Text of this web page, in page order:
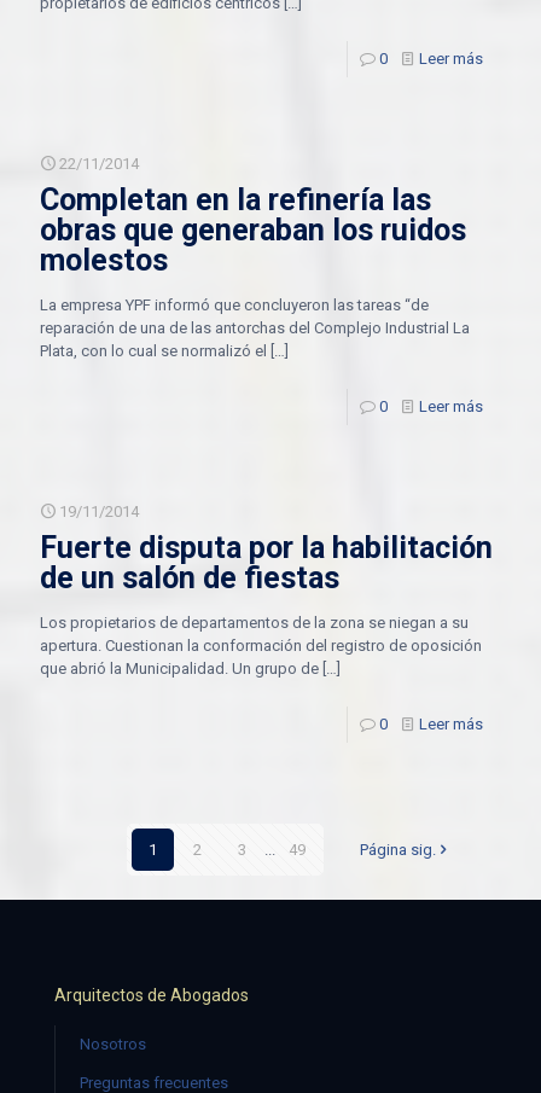
0 Leer más
22/11/2014
Completan en la refinería las
obras que generaban los ruidos
molestos
La empresa YPF informó que concluyeron las tareas “de
reparación de una de las antorchas del Complejo Industrial La
Plata, con lo cual se normalizó el
0 Leer más
19/11/2014
Fuerte disputa por la habilitación
de un salón de fiestas
Los propietarios de departamentos de la zona se niegan a su
apertura. Cuestionan la conformación del registro de oposición
que abrió la Municipalidad. Un grupo de
0 Leer más
1 2 3 49 Página sig.
Arquitectos de Abogados
Nosotros
Preguntas frecuentes